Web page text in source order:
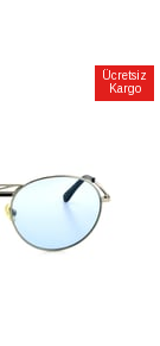
Ücretsiz
Kargo